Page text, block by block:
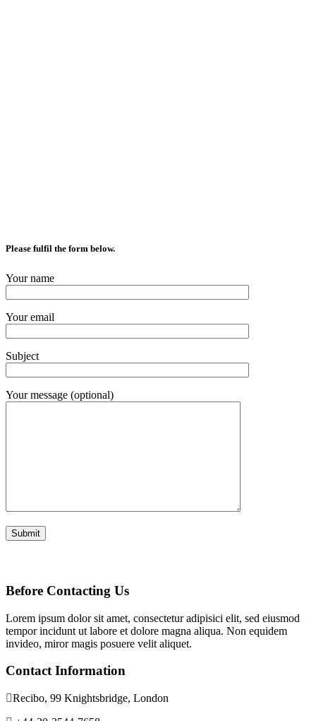
Please fulfil the form below.
Your name
Your email
Subject
Your message (optional)
Before Contacting Us
Lorem ipsum dolor sit amet, consectetur adipisici elit, sed eiusmod
tempor incidunt ut labore et dolore magna aliqua. Non equidem
invideo, miror magis posuere velit aliquet.
Contact Information
Recibo, 99 Knightsbridge, London